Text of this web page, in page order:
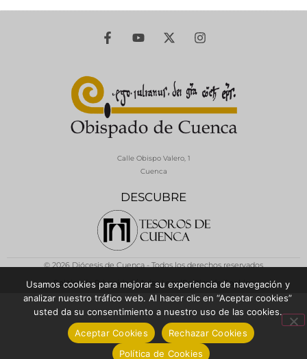
DESCUBRE
Calle Obispo Valero, 1
Cuenca
© 2026 Diócesis de Cuenca - Todos los derechos reservados
Política de Privacidad / Aviso LegalPolítica de Cookies
Usamos cookies para mejorar su experiencia de navegación y
analizar nuestro tráfico web. Al hacer clic en “Aceptar cookies”
usted da su consentimiento a nuestro uso de las cookies.
Aceptar Cookies
Rechazar Cookies
Política de Cookies